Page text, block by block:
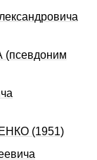
(псевдоним
(1951)